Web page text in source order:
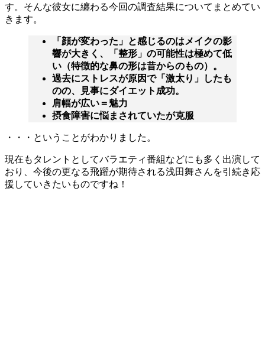
す。そんな彼女に纏わる今回の調査結果についてまとめてい
きます。
「顔が変わった」と感じるのはメイクの影
響が大きく、「整形」の可能性は極めて低
い（特徴的な鼻の形は昔からのもの）。
過去にストレスが原因で「激太り」したも
のの、見事にダイエット成功。
肩幅が広い＝魅力
摂食障害に悩まされていたが克服
・・・ということがわかりました。
現在もタレントとしてバラエティ番組などにも多く出演して
おり、今後の更なる飛躍が期待される浅田舞さんを引続き応
援していきたいものですね！